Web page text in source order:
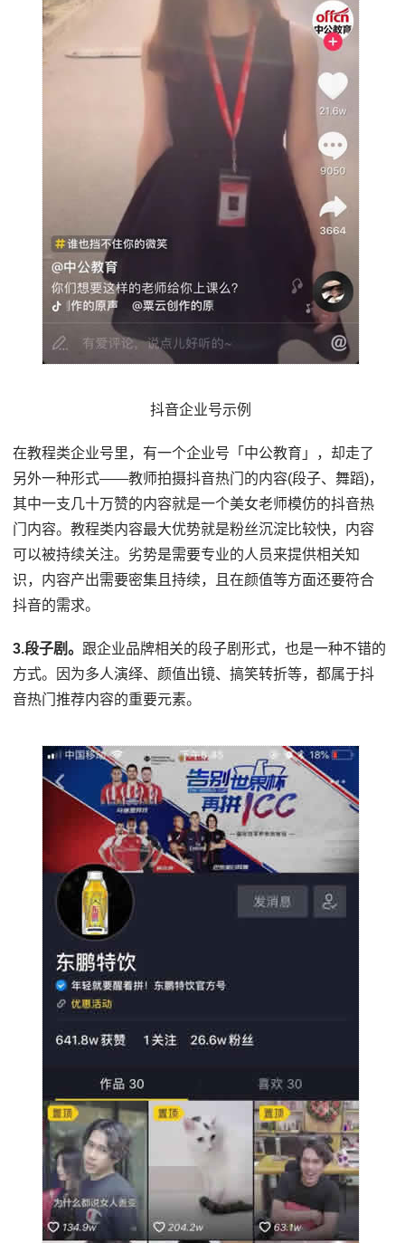
抖音企业号示例
在教程类企业号里，有一个企业号「中公教育」，却走了
另外一种形式——教师拍摄抖音热门的内容(段子、舞蹈)，
其中一支几十万赞的内容就是一个美女老师模仿的抖音热
门内容。教程类内容最大优势就是粉丝沉淀比较快，内容
可以被持续关注。劣势是需要专业的人员来提供相关知
识，内容产出需要密集且持续，且在颜值等方面还要符合
抖音的需求。
3.段子剧。 跟企业品牌相关的段子剧形式，也是一种不错的
方式。因为多人演绎、颜值出镜、搞笑转折等，都属于抖
音热门推荐内容的重要元素。